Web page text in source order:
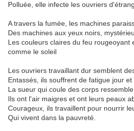
Polluée, elle infecte les ouvriers
A travers la fumée, les machines
Des machines aux yeux noirs,
Les couleurs claires du feu rougeoyant
comme le soleil
Les ouvriers travaillant dur semblent
Entassés, ils souffrent de fatigue jour et
La sueur qui coule des corps
Ils ont l'air maigres et ont leurs peaux
Courageux, ils travaillent pour nourrir
Qui vivent dans la pauvreté.